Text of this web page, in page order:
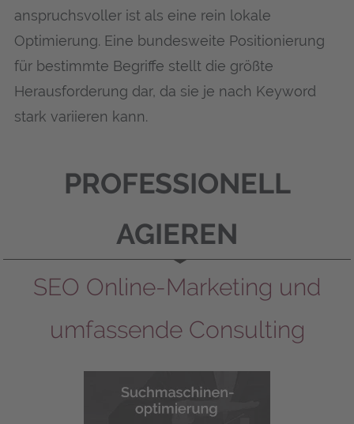
anspruchsvoller ist als eine rein lokale
Optimierung. Eine bundesweite Positionierung
für bestimmte Begriffe stellt die größte
Herausforderung dar, da sie je nach Keyword
stark variieren kann.
PROFESSIONELL
AGIEREN
SEO Online-Marketing und
umfassende Consulting